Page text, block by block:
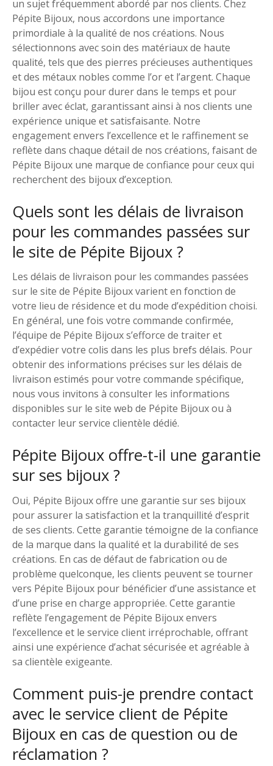
un sujet fréquemment abordé par nos clients. Chez
Pépite Bijoux, nous accordons une importance
primordiale à la qualité de nos créations. Nous
sélectionnons avec soin des matériaux de haute
qualité, tels que des pierres précieuses authentiques
et des métaux nobles comme l’or et l’argent. Chaque
bijou est conçu pour durer dans le temps et pour
briller avec éclat, garantissant ainsi à nos clients une
expérience unique et satisfaisante. Notre
engagement envers l’excellence et le raffinement se
reflète dans chaque détail de nos créations, faisant de
Pépite Bijoux une marque de confiance pour ceux qui
recherchent des bijoux d’exception.
Quels sont les délais de livraison
pour les commandes passées sur
le site de Pépite Bijoux ?
Les délais de livraison pour les commandes passées
sur le site de Pépite Bijoux varient en fonction de
votre lieu de résidence et du mode d’expédition choisi.
En général, une fois votre commande confirmée,
l’équipe de Pépite Bijoux s’efforce de traiter et
d’expédier votre colis dans les plus brefs délais. Pour
obtenir des informations précises sur les délais de
livraison estimés pour votre commande spécifique,
nous vous invitons à consulter les informations
disponibles sur le site web de Pépite Bijoux ou à
contacter leur service clientèle dédié.
Pépite Bijoux offre-t-il une garantie
sur ses bijoux ?
Oui, Pépite Bijoux offre une garantie sur ses bijoux
pour assurer la satisfaction et la tranquillité d’esprit
de ses clients. Cette garantie témoigne de la confiance
de la marque dans la qualité et la durabilité de ses
créations. En cas de défaut de fabrication ou de
problème quelconque, les clients peuvent se tourner
vers Pépite Bijoux pour bénéficier d’une assistance et
d’une prise en charge appropriée. Cette garantie
reflète l’engagement de Pépite Bijoux envers
l’excellence et le service client irréprochable, offrant
ainsi une expérience d’achat sécurisée et agréable à
sa clientèle exigeante.
Comment puis-je prendre contact
avec le service client de Pépite
Bijoux en cas de question ou de
réclamation ?